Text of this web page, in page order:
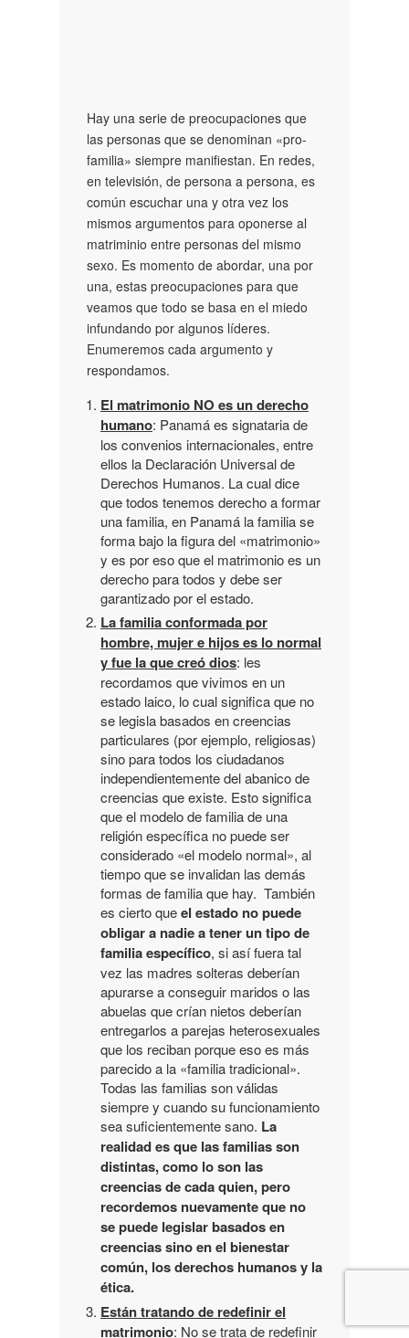
Hay una serie de preocupaciones que
las personas que se denominan «pro-
familia» siempre manifiestan. En redes,
en televisión, de persona a persona, es
común escuchar una y otra vez los
mismos argumentos para oponerse al
matriminio entre personas del mismo
sexo. Es momento de abordar, una por
una, estas preocupaciones para que
veamos que todo se basa en el miedo
infundando por algunos líderes.
Enumeremos cada argumento y
respondamos.
El matrimonio NO es un derecho
humano: Panamá es signataria de
los convenios internacionales, entre
ellos la Declaración Universal de
Derechos Humanos. La cual dice
que todos tenemos derecho a formar
una familia, en Panamá la familia se
forma bajo la figura del «matrimonio»
y es por eso que el matrimonio es un
derecho para todos y debe ser
garantizado por el estado.
La familia conformada por
hombre, mujer e hijos es lo normal
y fue la que creó dios: les
recordamos que vivimos en un
estado laico, lo cual significa que no
se legisla basados en creencias
particulares (por ejemplo, religiosas)
sino para todos los ciudadanos
independientemente del abanico de
creencias que existe. Esto significa
que el modelo de familia de una
religión específica no puede ser
considerado «el modelo normal», al
tiempo que se invalidan las demás
formas de familia que hay. También
es cierto queel estado no puede
obligar a nadie a tener un tipo de
familia específico, si así fuera tal
vez las madres solteras deberían
apurarse a conseguir maridos o las
abuelas que crían nietos deberían
entregarlos a parejas heterosexuales
que los reciban porque eso es más
parecido a la «familia tradicional».
Todas las familias son válidas
siempre y cuando su funcionamiento
sea suficientemente sano. La
realidad es que las familias son
distintas, como lo son las
creencias de cada quien, pero
recordemos nuevamente que no
se puede legislar basados en
creencias sino en el bienestar
común, los derechos humanos y la
ética.
Están tratando de redefinir el
matrimonio: No se trata de redefinir